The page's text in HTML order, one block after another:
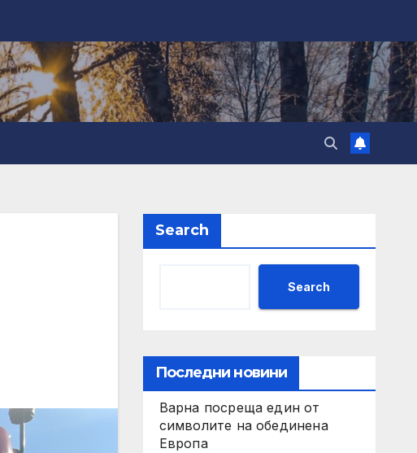
Search
Search
Последни новини
Варна посреща един от
символите на обединена
Европа